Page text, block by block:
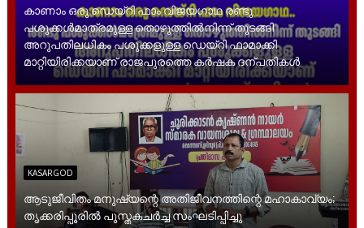
കാണാം ഒരു ഡെയ്‌റി ഫാം വിജയഗാഥ രണ്ടു
പശുക്കൾമാത്രമുള്ള തൊഴുത്തിൽനിന്ന് തുടങ്ങി
അറുപതിലധികം പശുക്കളുള്ള ഡെയ്റി ഫാമാക്കി
മാറ്റിയിരിക്കയാണ് രാജപുരത്തെ കർഷക ദന്പതികൾ
KASARGOD
ആടുജീവിതം മനുഷ്യന്റെ അതിജീവനത്തിന്റെ മഹാകാവ്യം;
തൃക്കരിപ്പൂരിൽ പുസ്തകചർച്ച സംഘടിപ്പിച്ചു